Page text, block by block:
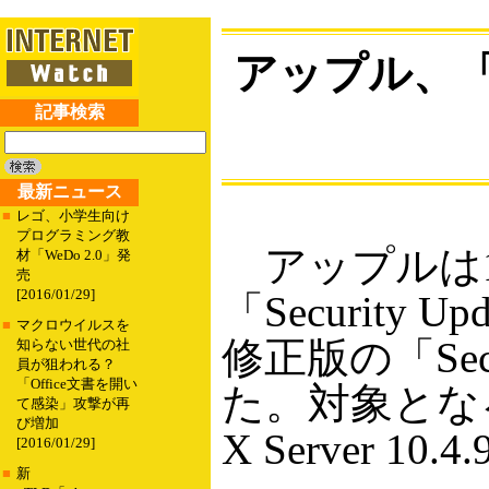
記事検索
最新ニュース
■ レゴ、小学生向け
プログラミング教
材「WeDo 2.0」発
売
[2016/01/29]
■ マクロウイルスを
知らない世代の社
員が狙われる？
「Office文書を開い
て感染」攻撃が再
び増加
[2016/01/29]
■ 新
アップル、
アップルは
「Security
修正版の「
た。対象とな
X Server